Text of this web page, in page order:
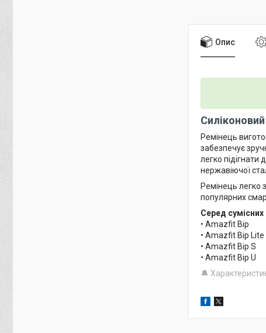
Опис
Ремінець
забезпечує
легко підігнати
нержавіючої
Ремінець легко
популярних
Серед
• Amazfit Bip
• Amazfit Bip Lite
• Amazfit Bip S
• Amazfit Bip U
🔔